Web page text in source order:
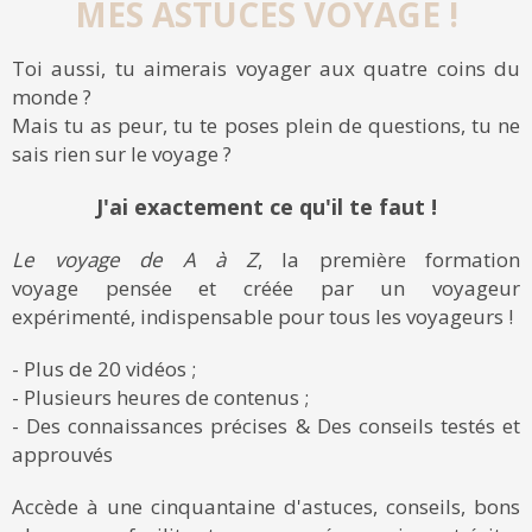
MES ASTUCES VOYAGE !
Toi aussi, tu aimerais voyager aux quatre coins du
monde ?
Mais tu as peur, tu te poses plein de questions, tu ne
sais rien sur le voyage ?
J'ai exactement ce qu'il te faut !
Le voyage de A à Z, la première formation
voyage pensée et créée par un voyageur
expérimenté, indispensable pour tous les voyageurs !
- Plus de 20 vidéos ;
- Plusieurs heures de contenus ;
- Des connaissances précises & Des conseils testés et
approuvés
Accède à une cinquantaine d'astuces, conseils, bons